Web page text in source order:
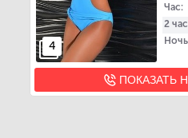
4
Час
2
Ночь
ПОКАЗАТЬ